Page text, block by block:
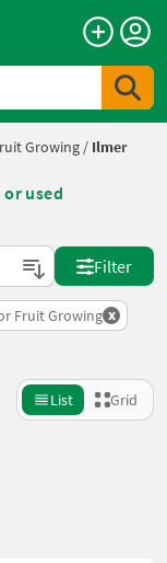
Growing / Ilmer
used
Filter
Fruit Growing x
List Grid